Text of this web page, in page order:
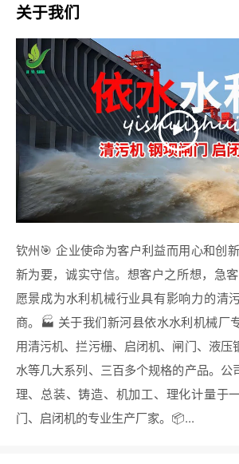
关于我们
钦州🎯 企业使命为客户利益而用心和创
新为要，诚实守信。想客户之所想，急
愿景成为水利机械行业具有影响力的清
商。🏭 关于我们新河县依水水利机械厂
用清污机、拦污栅、启闭机、闸门、液压
水等几大系列、三百多个规格的产品。公
理、总装、铸造、机加工、理化计量于
门、启闭机的专业生产厂家。📦...